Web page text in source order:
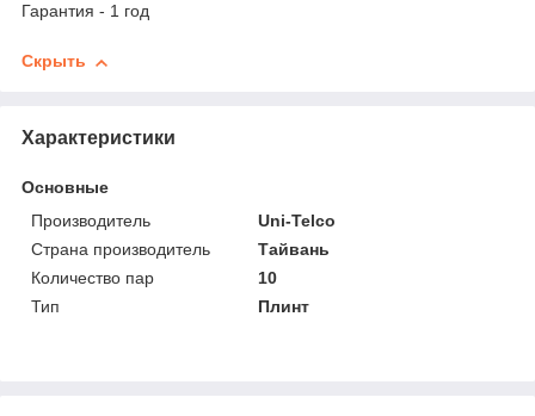
Гарантия - 1 год
Скрыть
Характеристики
Основные
Производитель
Uni-Telco
Страна производитель
Тайвань
Количество пар
10
Тип
Плинт